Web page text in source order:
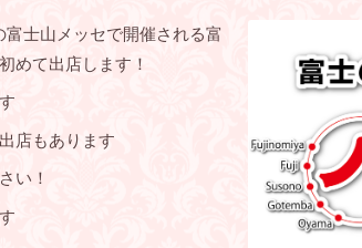
士山メッセで開催される富
めて出店します！
店もあります
い！